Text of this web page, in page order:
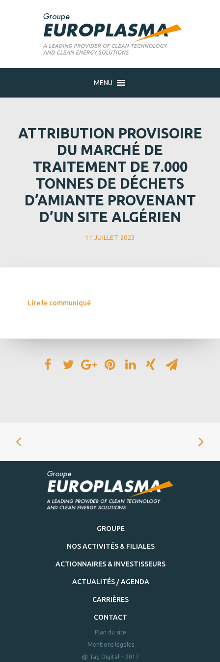
MENU
ATTRIBUTION PROVISOIRE
DU MARCHÉ DE
TRAITEMENT DE 7.000
TONNES DE DÉCHETS
D’AMIANTE PROVENANT
D’UN SITE ALGÉRIEN
11 JUILLET 2023
Lire le communiqué
GROUPE
NOS ACTIVITÉS & FILIALES
ACTIONNAIRES & INVESTISSEURS
ACTUALITÉS / AGENDA
CARRIÈRES
CONTACT
Plan du site
Mentions légales
@ Tag Digital – 2017